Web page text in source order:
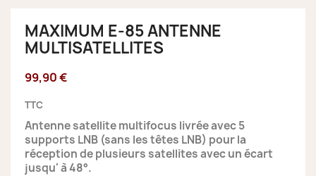
MAXIMUM E-85 ANTENNE
MULTISATELLITES
99,90 €
TTC
Antenne satellite multifocus livrée avec 5
supports LNB (sans les têtes LNB) pourla
réception de plusieurs satellites avec un écart
jusqu' à 48°.